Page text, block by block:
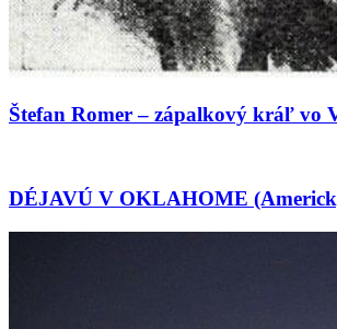
Štefan Romer – zápalkový kráľ vo
DÉJAVÚ V OKLAHOME